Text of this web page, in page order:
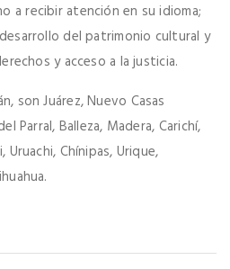
a recibir atención en su idioma;
del patrimonio cultural y
y acceso a la justicia.
son Juárez, Nuevo Casas
Parral, Balleza, Madera, Carichí,
Uruachi, Chínipas, Urique,